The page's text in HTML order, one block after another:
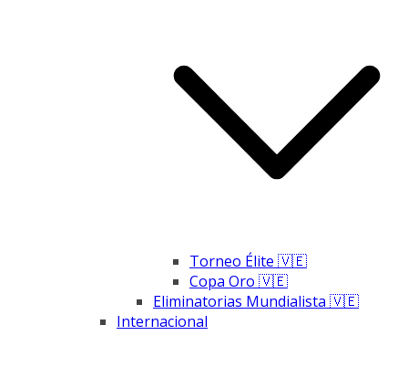
Torneo Élite 🇻🇪
Copa Oro 🇻🇪
Eliminatorias Mundialista 🇻🇪
Internacional